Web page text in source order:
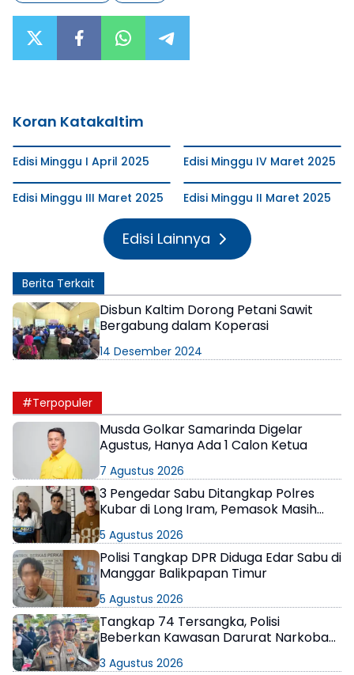
Koran Katakaltim
Edisi Minggu I April 2025 Edisi Minggu IV Maret 2025
Edisi Minggu III Maret 2025 Edisi Minggu II Maret 2025
Edisi Lainnya
Berita Terkait
Disbun Kaltim Dorong Petani Sawit
Bergabung dalam Koperasi
14 Desember 2024
#Terpopuler
Musda Golkar Samarinda Digelar
Agustus, Hanya Ada 1 Calon Ketua
7 Agustus 2026
3 Pengedar Sabu Ditangkap Polres
Kubar di Long Iram, Pemasok Masih
5 Agustus 2026
Polisi Tangkap DPR Diduga Edar Sabu di
Manggar Balikpapan Timur
5 Agustus 2026
Tangkap 74 Tersangka, Polisi
Beberkan Kawasan Darurat Narkoba
3 Agustus 2026